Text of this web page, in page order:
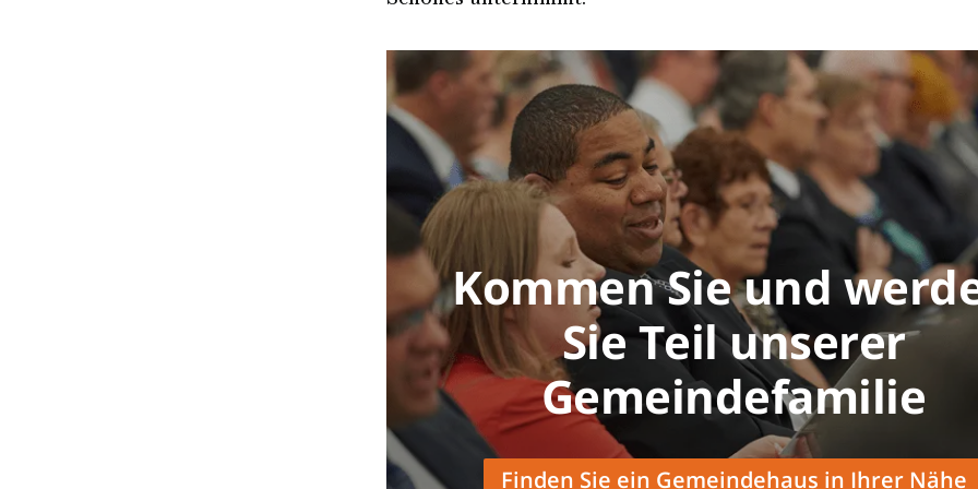
Kommen Sie und
Sie Teil unserer
Gemeindefamilie
Finden Sie ein Gemeindehaus in Ihrer Nähe